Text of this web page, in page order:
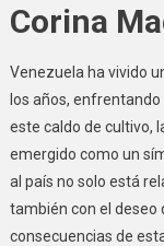
Corina
Venezuela ha vivido
los años,
este caldo de cultivo,
emergido como un
al país no solo está
también con el deseo
consecuencias de